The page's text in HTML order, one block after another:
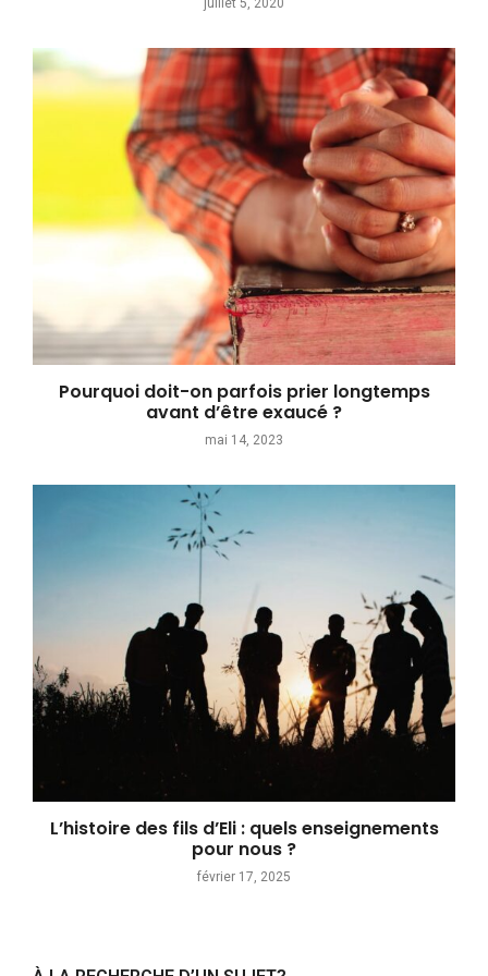
juillet 5, 2020
Pourquoi doit-on parfois prier longtemps
avant d’être exaucé ?
mai 14, 2023
L’histoire des fils d’Eli : quels enseignements
pour nous ?
février 17, 2025